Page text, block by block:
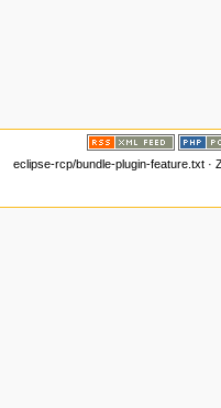
eclipse-rcp/bundle-plugin-feature.txt ·